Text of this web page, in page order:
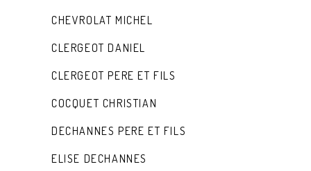
CHEVROLAT MICHEL
CLERGEOT DANIEL
CLERGEOT PERE ET FILS
COCQUET CHRISTIAN
DECHANNES PERE ET FILS
ELISE DECHANNES